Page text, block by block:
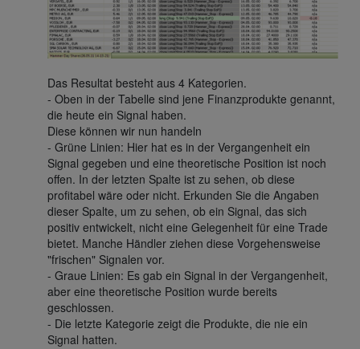
Das Resultat besteht aus 4 Kategorien.
- Oben in der Tabelle sind jene Finanzprodukte genannt,
die heute ein Signal haben.
Diese können wir nun handeln
- Grüne Linien: Hier hat es in der Vergangenheit ein
Signal gegeben und eine theoretische Position ist noch
offen. In der letzten Spalte ist zu sehen, ob diese
profitabel wäre oder nicht. Erkunden Sie die Angaben
dieser Spalte, um zu sehen, ob ein Signal, das sich
positiv entwickelt, nicht eine Gelegenheit für eine Trade
bietet. Manche Händler ziehen diese Vorgehensweise
"frischen" Signalen vor.
- Graue Linien: Es gab ein Signal in der Vergangenheit,
aber eine theoretische Position wurde bereits
geschlossen.
- Die letzte Kategorie zeigt die Produkte, die nie ein
Signal hatten.